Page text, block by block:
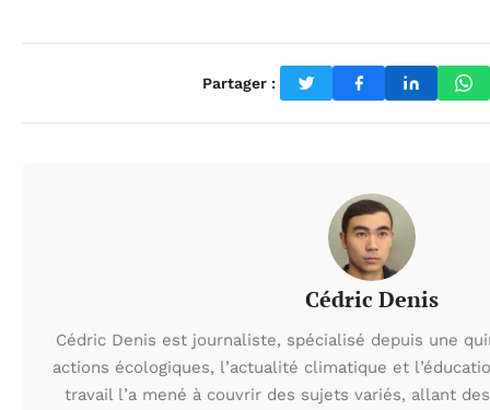
Partager :
Cédric Denis
Cédric Denis est journaliste, spécialisé depuis une
actions écologiques, l’actualité climatique et
travail l’a mené à couvrir des sujets variés, allant